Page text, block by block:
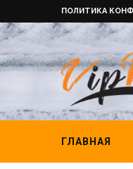
ПОЛИТИКА
ГЛАВНАЯ